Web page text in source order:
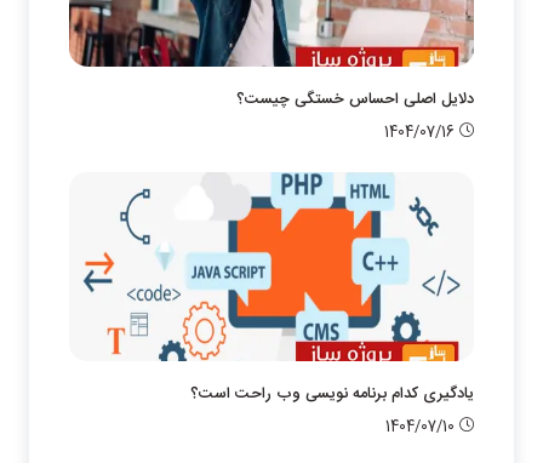
دلایل اصلی احساس خستگی چیست؟
1404/07/16
یادگیری کدام برنامه نویسی وب راحت است؟
1404/07/10